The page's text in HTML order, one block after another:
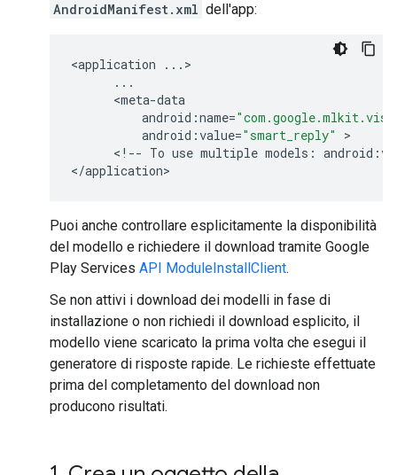
AndroidManifest.xml dell'app:
<application ... >
...
      <
meta-data
android :name=
android :value="smart_reply"
>
      <
! -- To use multiple models : android :
</application
Puoi anche controllare esplicitamente la disponibilità
del modello e richiedere il download tramite Google
Play Services API ModuleInstallClient.
Se non attivi i download dei modelli in fase di
installazione o non richiedi il download esplicito, il
modello viene scaricato la prima volta che esegui il
generatore di risposte rapide. Le richieste effettuate
prima del completamento del download non
producono risultati.